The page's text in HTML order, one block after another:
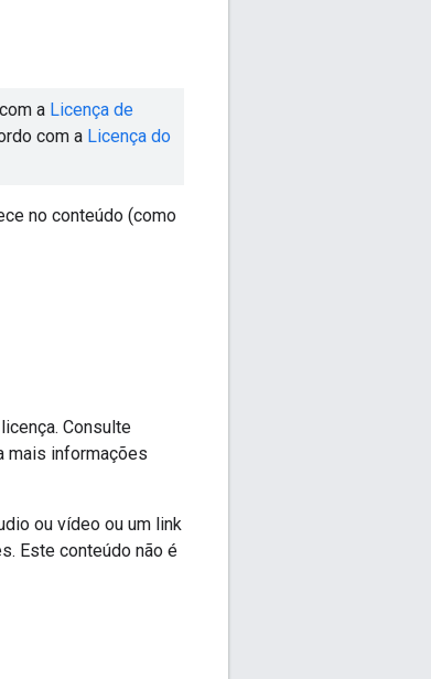
a Licença de
com a Licença do
no conteúdo (como
Consulte
mais informações
ou vídeo ou um link
Este conteúdo não é